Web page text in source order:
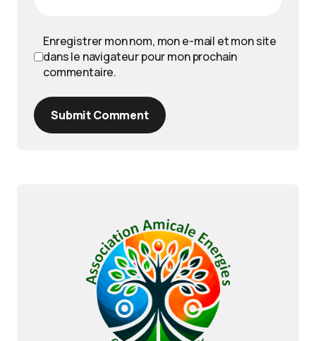
Enregistrer mon nom, mon e-mail et mon site
dans le navigateur pour mon prochain
commentaire.
Submit Comment